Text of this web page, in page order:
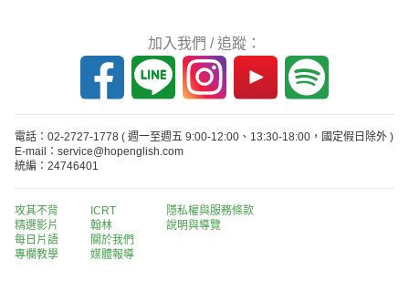
加入我們 / 追蹤：
電話：02-2727-1778 ( 週一至週五 9:00-12:00、13:30-18:00，國定假日除外 )
E-mail：service@hopenglish.com
統編：24746401
攻其不背
精選影片
每日片語
專欄教學
ICRT
翰林
關於我們
媒體報導
隱私權與服務條款
說明與導覽